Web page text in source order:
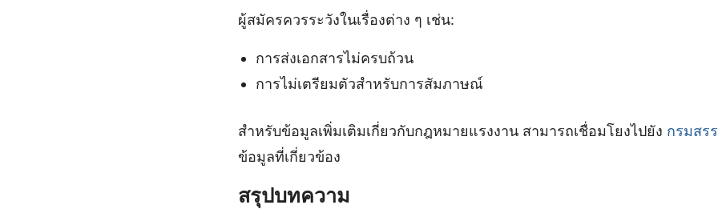
ผู้สมัครควรระวังในเรื่องต่าง ๆ เช่น:
การส่งเอกสารไม่ครบถ้วน
การไม่เตรียมตัวสำหรับการสัมภาษณ์
สำหรับข้อมูลเพิ่มเติมเกี่ยวกับกฎหมายแรงงาน สามารถเชื่อมโยงไปยัง กรมสร
ข้อมูลที่เกี่ยวข้อง
สรุปบทความ